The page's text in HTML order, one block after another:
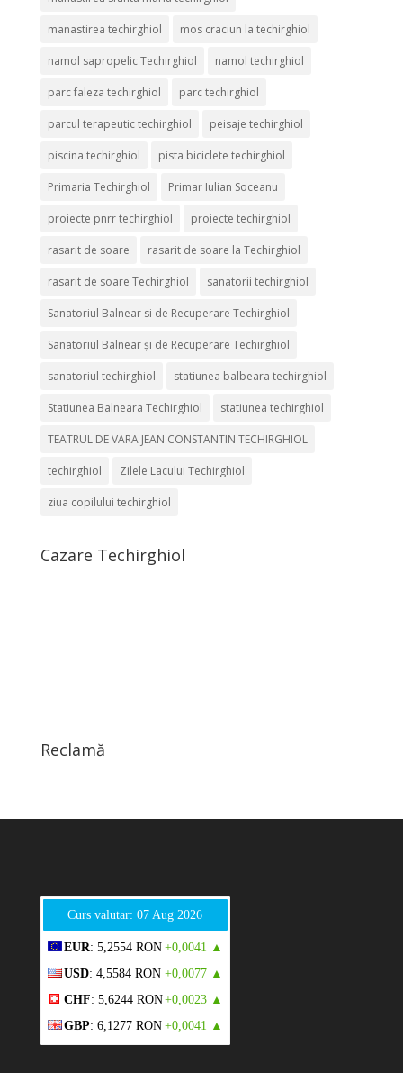
manastirea techirghiol mos craciun la techirghiol
namol sapropelic Techirghiol namol techirghiol
parc faleza techirghiol parc techirghiol
parcul terapeutic techirghiol peisaje techirghiol
piscina techirghiol pista biciclete techirghiol
Primaria Techirghiol Primar Iulian Soceanu
proiecte pnrr techirghiol proiecte techirghiol
rasarit de soare rasarit de soare la Techirghiol
rasarit de soare Techirghiol sanatorii techirghiol
Sanatoriul Balnear si de Recuperare Techirghiol
Sanatoriul Balnear și de Recuperare Techirghiol
sanatoriul techirghiol statiunea balbeara techirghiol
Statiunea Balneara Techirghiol statiunea techirghiol
TEATRUL DE VARA JEAN CONSTANTIN TECHIRGHIOL
techirghiol Zilele Lacului Techirghiol
ziua copilului techirghiol
Cazare Techirghiol
Reclamă
Curs valutar: 07 Aug 2026
EUR: 5,2554 RON +0,0041 ▲
USD: 4,5584 RON +0,0077 ▲
CHF: 5,6244 RON+0,0023 ▲
GBP: 6,1277 RON +0,0041 ▲